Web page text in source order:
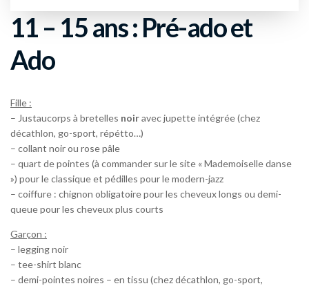
11 – 15 ans : Pré-ado et
Ado
Fille :
– Justaucorps à bretelles noiravec jupette intégrée (chez
décathlon, go-sport, répétto…)
– collant noir ou rose pâle
– quart de pointes (à commander sur le site « Mademoiselle danse
») pour le classique et pédilles pour le modern-jazz
– coiffure : chignon obligatoire pour les cheveux longs ou demi-
queue pour les cheveux plus courts
Garçon :
– legging noir
– tee-shirt blanc
– demi-pointes noires – en tissu (chez décathlon, go-sport,